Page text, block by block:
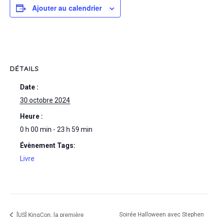
Ajouter au calendrier
DÉTAILS
Date :
30 octobre 2024
Heure :
0 h 00 min - 23 h 59 min
Évènement Tags:
Livre
[US] KingCon, la première
Soirée Halloween avec Stephen